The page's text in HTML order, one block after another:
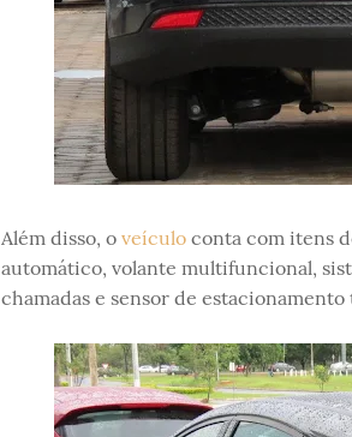
Além disso, o veículoconta com itens
automático, volante multifuncional,
chamadas e sensor de estacionamento